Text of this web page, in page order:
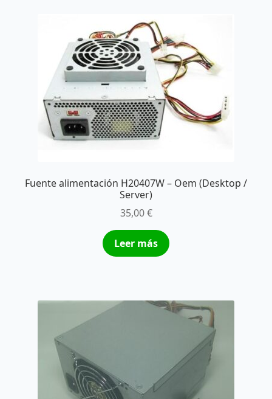
Fuente alimentación H20407W – Oem (Desktop /
Server)
35,00€
Leer más